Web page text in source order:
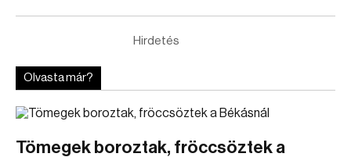
Hirdetés
Olvasta már?
Tömegek boroztak, fröccsöztek a